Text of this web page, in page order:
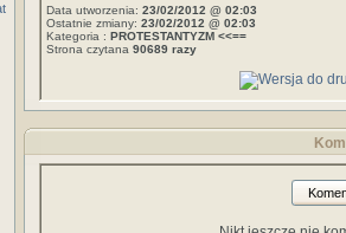
Data utworzenia: 23/02/2012 @ 02:03
Ostatnie zmiany: 23/02/2012 @ 02:03
Kategoria : PROTESTANTYZM <<==
Strona czytana 90689 razy